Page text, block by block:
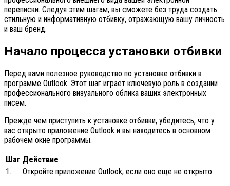
переписки. Следуя этим шагам, вы сможете без труда создать
стильную и информативную отбивку, отражающую вашу личность
и ваш бренд.
Начало процесса установки отбивки
Перед вами полезное руководство по установке отбивки в
программе Outlook. Этот шаг играет ключевую роль в создании
профессионального визуального облика ваших электронных
писем.
Прежде чем приступить к установке отбивки, убедитесь, что у
вас открыто приложение Outlook и вы находитесь в основном
рабочем окне программы.
Шаг Действие
1.
Откройте приложение Outlook, если оно еще не открыто.